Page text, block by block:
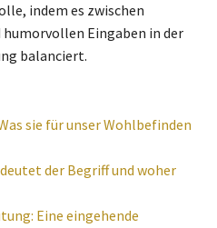
indem es zwischen
Eingaben in der
balanciert.
sie für unser Wohlbefinden
der Begriff und woher
Eine eingehende